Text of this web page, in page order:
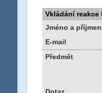
Vkládání reakce
Jméno a
E-mail
Předmět